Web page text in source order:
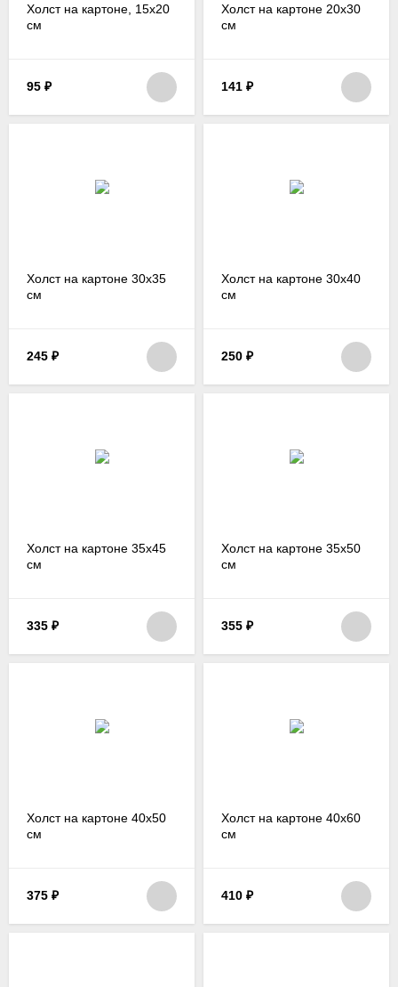
Холст на картоне, 15х20
см
95 ₽
Холст на картоне 20х30
см
141 ₽
Холст на картоне 30х35
см
245 ₽
Холст на картоне 30х40
см
250 ₽
Холст на картоне 35х45
см
335 ₽
Холст на картоне 35х50
см
355 ₽
Холст на картоне 40х50
см
375 ₽
Холст на картоне 40х60
см
410 ₽